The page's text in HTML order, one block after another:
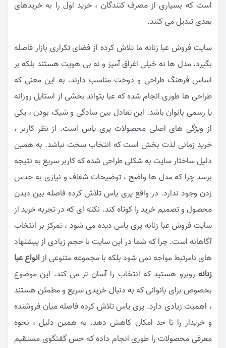
است که بسیاری از مصرف کنندگان ، خرید اول را به خریدهای
بعدی تبدیل می کنند.
سایت فروش عبا زنانه ما تلاش کرده از فضای تکراری بازار فاصله
بگیرد. مدل ها نه خیلی اغراق آمیز و نه بی هویت هستند بلکه بر
اساس فرهنگ طراحی و دوخت مناسب دارند. به این معنی که
طراحی ها طوری انجام شده که عبا بتواند بخشی از استایل روزانه
یا رسمی بانوان باشد. این تعادل بین سادگی و شیک بودن ، یکی
از ویژگی های اصلی محصولات پری یاس است. از نظر کاربر ،
خرید زمانی لذت بخش است که انتخاب سخت نباشد. به همین
دلیل ساختار سایت به شکلی طراحی شده که کاربر سریع به نتیجه
برسد چرا که مدل ها واضح ، توضیحات شفاف و نیازی به حدس
زدن وجود ندارد. در واقع پری یاس تلاش کرده فاصله بین دیدن
محصول و تصمیم خرید را کوتاه کند. نکته ای که در تجربه خرید از
سایت فروش عبا زنانه پری یاس دیده می شود ، تمرکز بر انتخاب
آگاهانه است. چرا که شما در این سایت با حجم زیادی از پیشنهاد
های نامرتبط مواجه نمی شود بلکه با مجموعه متنوعی ازانواع عبا
زنانه روبرو هستید که انتخاب را آسان تر می کند. این موضوع
بخصوص برای بانوانی که به دنبال خریدی سریع و مطمئن هستند
، اهمیت زیادی دارد. پری یاس تلاش کرده فاصله میان فروشنده
و خریدار را تا حد امکان کاهش دهد. به همین دلیل ، نحوه
معرفی محصولات را طوری انجام داده که حس گفتگوی مستقیم